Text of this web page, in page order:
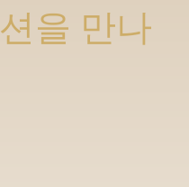
을 만나